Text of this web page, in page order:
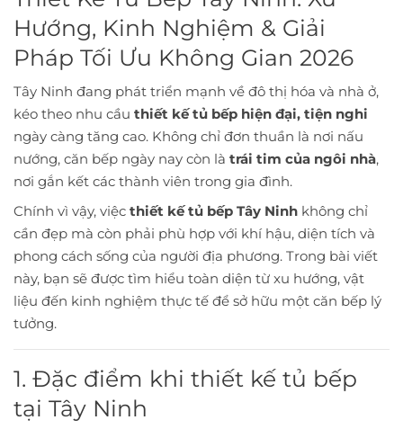
Hướng, Kinh Nghiệm & Giải
Pháp Tối Ưu Không Gian 2026
Tây Ninh đang phát triển mạnh về đô thị hóa và nhà ở,
kéo theo nhu cầu thiết kế tủ bếp hiện đại, tiện nghi
ngày càng tăng cao. Không chỉ đơn thuần là nơi nấu
nướng, căn bếp ngày nay còn là trái tim của ngôi nhà,
nơi gắn kết các thành viên trong gia đình.
Chính vì vậy, việc thiết kế tủ bếp Tây Ninh không chỉ
cần đẹp mà còn phải phù hợp với khí hậu, diện tích và
phong cách sống của người địa phương. Trong bài viết
này, bạn sẽ được tìm hiểu toàn diện từ xu hướng, vật
liệu đến kinh nghiệm thực tế để sở hữu một căn bếp lý
tưởng.
1. Đặc điểm khi thiết kế tủ bếp
tại Tây Ninh